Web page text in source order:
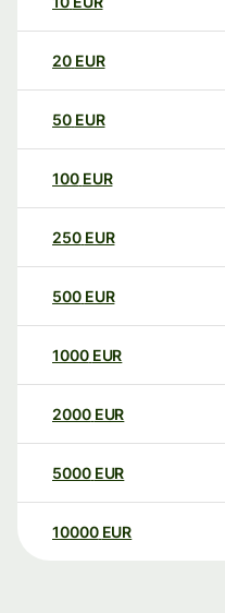
20 EUR
50 EUR
100 EUR
250 EUR
500 EUR
1000 EUR
2000 EUR
5000 EUR
10000 EUR